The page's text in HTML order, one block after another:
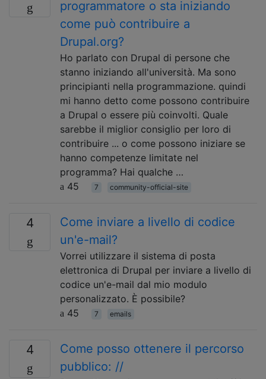
programmatore o sta iniziando
come può contribuire a
Drupal.org?
Ho parlato con Drupal di persone che
stanno iniziando all'università. Ma sono
principianti nella programmazione. quindi
mi hanno detto come possono contribuire
a Drupal o essere più coinvolti. Quale
sarebbe il miglior consiglio per loro di
contribuire ... o come possono iniziare se
hanno competenze limitate nel
programma? Hai qualche …
45
7 community-official-site
4
Come inviare a livello di codice
un'e-mail?
Vorrei utilizzare il sistema di posta
elettronica di Drupal per inviare a livello di
codice un'e-mail dal mio modulo
personalizzato. È possibile?
45
7 emails
4
Come posso ottenere il percorso
pubblico: //